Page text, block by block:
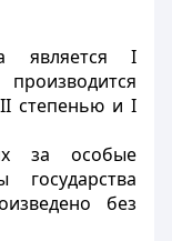
является I
степенью и I
за особые
без